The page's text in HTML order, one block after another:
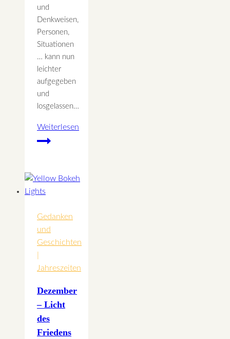
und
Denkweisen,
Personen,
Situationen
… kann nun
leichter
aufgegeben
und
losgelassen…
Weiterlesen
Der
Gedanken
und
Geschichten
Jahreszeiten
Dezember
– Licht
des
Friedens